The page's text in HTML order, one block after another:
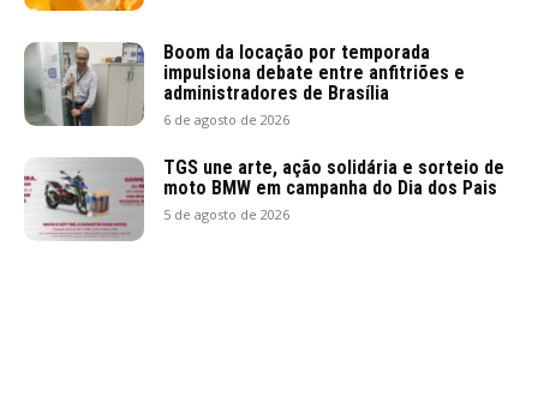
Boom da locação por temporada
impulsiona debate entre anfitriões e
administradores de Brasília
6 de agosto de 2026
TGS une arte, ação solidária e sorteio de
moto BMW em campanha do Dia dos Pais
5 de agosto de 2026